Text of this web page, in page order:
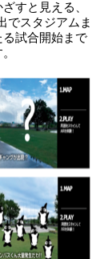
すと見える、
でスタジアムま
試合開始まで